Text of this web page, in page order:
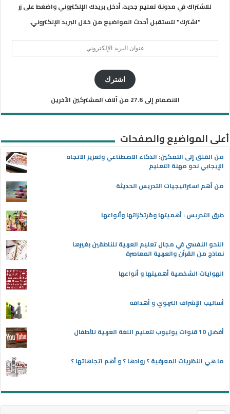
للاشتراك في مدونة تعليم جديد، أدخل بريدك الإلكتروني واضغط على زر
"اشترك" لتستقبل أحدث المواضيع من خلال البريد الإلكتروني.
اشترك
الانضمام إلى 27.6 من آلاف المشتركين الآخرين
أعلى المواضيع والصفحات
من القلق إلى التمكين: الذكاء الاصطناعي وتعزيز الاتجاه
الإيجابي نحو مهنة التعليم
من أهم استراتيجيات التدريس الحديثة
طرق التدريس : أهميتها ومُرتكزاتها وأنواعها
النحو النفسي في مجال تعليم العربية للناطقين بغيرها
نماذج من القرآن والعربية المعاصرة
الهوايات الشخصية أهميتها و أنواعها
أساليب الإشراف التربوي و أهدافه
أفضل 10 قنوات يوتيوب لتعليم اللغة العربية للأطفال
ما هي النظريات المعرفية ؟ روادها ؟ و أهم اتجاهاتها ؟